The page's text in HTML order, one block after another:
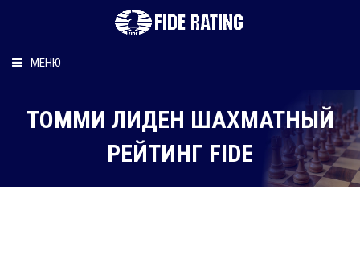
МЕНЮ
Рейтинг шахматиста
Персональный информер
ТОММИ ЛИДЕН ШАХМАТНЫЙ
РЕЙТИНГ FIDE